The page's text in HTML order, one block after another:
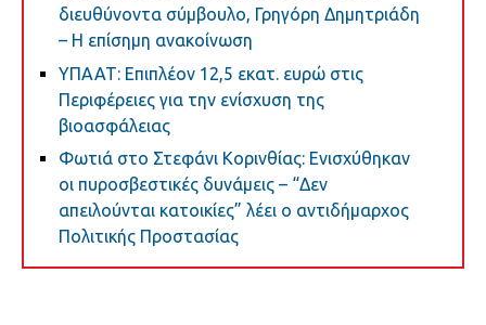
διευθύνοντα σύμβουλο, Γρηγόρη Δημητριάδη
– Η επίσημη ανακοίνωση
ΥΠΑΑΤ: Επιπλέον 12,5 εκατ. ευρώ στις
Περιφέρειες για την ενίσχυση της
βιοασφάλειας
Φωτιά στο Στεφάνι Κορινθίας: Ενισχύθηκαν
οι πυροσβεστικές δυνάμεις – “Δεν
απειλούνται κατοικίες” λέει ο αντιδήμαρχος
Πολιτικής Προστασίας